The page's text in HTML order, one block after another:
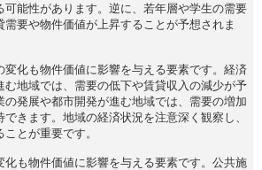
可能性があります。逆に、若年層や学生の需要
要や物件価値が上昇することが予想されま
変化も物件価値に影響を与える要素です。経済
む地域では、需要の低下や賃貸収入の減少が予
の発展や都市開発が進む地域では、需要の増加
きます。地域の経済状況を注意深く観察し、
とが重要です。
化も物件価値に影響を与える要素です。公共施